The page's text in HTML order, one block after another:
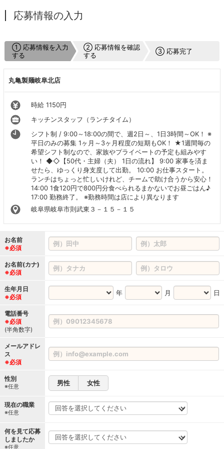
応募情報の入力
① 応募情報を入力
する
② 応募情報を確認
する
③ 応募完了
丸亀製麺岐阜北店
時給 1150円
キッチンスタッフ（ランチタイム）
シフト制 / 9:00～18:00の間で、週2日～、1日3時間～OK！ ※
平日のみの募集 1ヶ月～3ヶ月程度の短期もOK！ ★1週間毎の
希望シフト制なので、家族やプライベートの予定も組みやす
い！ ◆◇【50代・主婦（夫） 1日の流れ】 9:00 家事を済ま
せたら、ゆっくり身支度して出勤。 10:00 お仕事スタート。
ランチはちょっと忙しいけれど、チームで助け合うから安心！
14:00 1食120円で800円分食べられるまかないでお昼ごはん♪
17:00 勤務終了。 ※勤務時間は店により異なります
岐阜県岐阜市則武東３－１５－１５
お名前
※必須
お名前(カナ)
※必須
生年月日
※必須
年 月 日
電話番号
※必須
(半角数字)
メールアドレ
ス
※必須
性別
※任意 男性 女性
現在の職業
※任意
何を見て応募
しましたか
※任意